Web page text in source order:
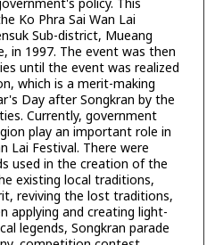
policy. This
Ko Phra Sai Wan Lai
Sub-district, Mueang
in 1997. The event was then
until the event was realized
which is a merit-making
Day after Songkran by the
Currently, government
play an important role in
Lai Festival. There were
used in the creation of the
existing local traditions,
reviving the lost traditions,
applying and creating light-
legends, Songkran parade